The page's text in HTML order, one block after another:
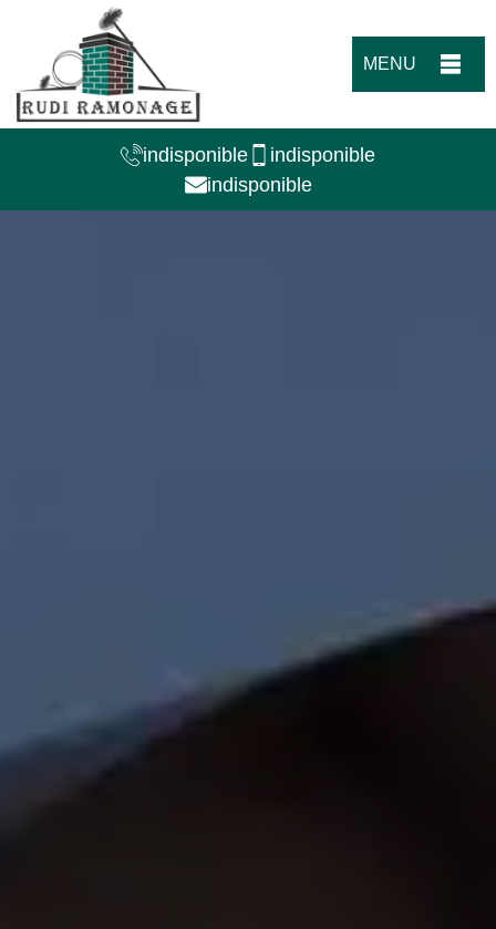
MENU
indisponible
indisponible
indisponible